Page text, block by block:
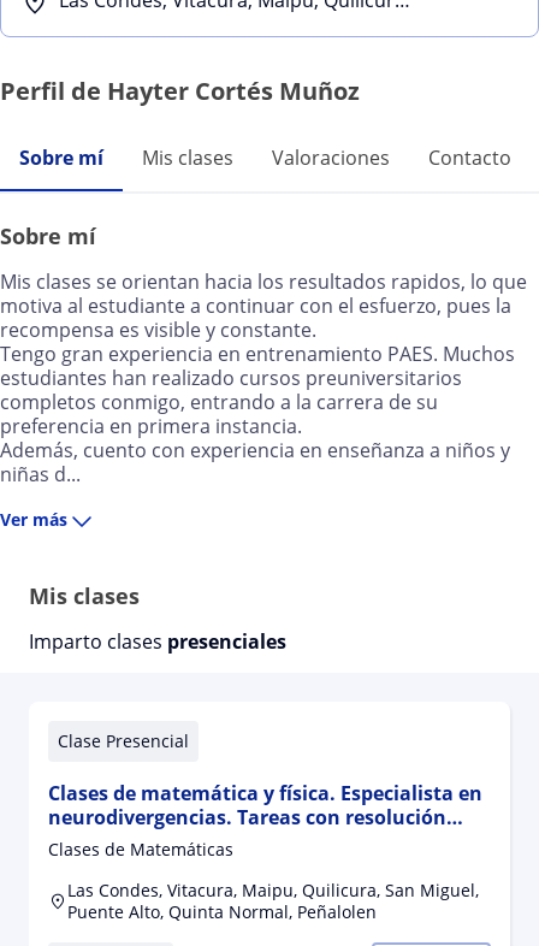
Perfil de Hayter Cortés Muñoz
Sobre mí Mis clases Valoraciones Contacto
Sobre mí
Mis clases se orientan hacia los resultados rapidos, lo que
motiva al estudiante a continuar con el esfuerzo, pues la
recompensa es visible y constante.
Tengo gran experiencia en entrenamiento PAES. Muchos
estudiantes han realizado cursos preuniversitarios
completos conmigo, entrando a la carrera de su
preferencia en primera instancia.
Además, cuento con experiencia en enseñanza a niños y
niñas d...
Ver más
Mis clases
Imparto clases presenciales
Clase Presencial
Clases de matemática y física. Especialista en
neurodivergencias. Tareas con resolución
inmediata. Entrenamiento PAES
Clases de Matemáticas
Las Condes, Vitacura, Maipu, Quilicura, San Miguel,
Puente Alto, Quinta Normal, Peñalolen